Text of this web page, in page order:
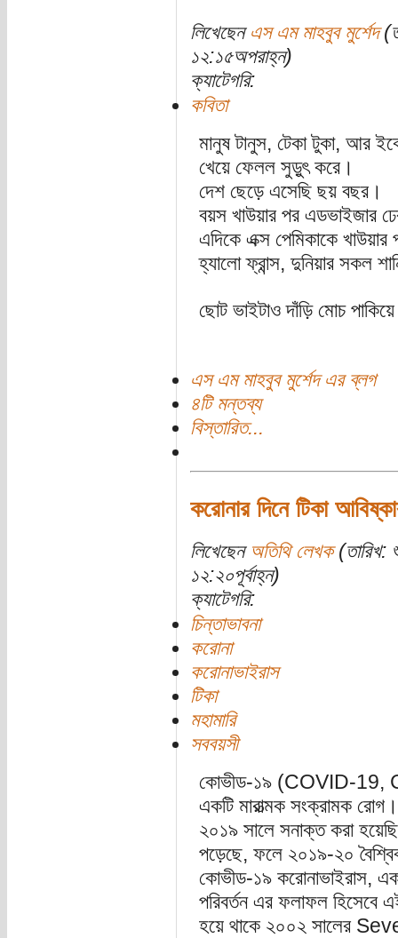
লিখেছেন এস এম মাহবুব মুর্শেদ
১২:১৫অপরাহ্ন)
ক্যাটেগরি:
কবিতা
মানুষ টানুস, টেকা টুকা, আর
খেয়ে ফেলল সুড়ুৎ করে।
দেশ ছেড়ে এসেছি ছয় বছর।
বয়স খাউয়ার পর এডভাইজার
এদিকে এক্স পেমিকাকে খাউয়ার
হ্যালো ফ্রান্স, দুনিয়ার সকল
ছোট ভাইটাও দাঁড়ি মোচ
এস এম মাহবুব মুর্শেদ এর ব্লগ
৪টি মন্তব্য
বিস্তারিত...
করোনার দিনে টিকা
লিখেছেন অতিথি লেখক(তারিখ:
১২:২০পূর্বাহ্ন)
ক্যাটেগরি:
চিন্তাভাবনা
করোনা
করোনাভাইরাস
টিকা
মহামারি
সববয়সী
কোভীড-১৯ (COVID-
একটি মারাত্মক সংক্রামক
২০১৯ সালে সনাক্ত করা
পড়েছে, ফলে ২০১৯-২০
কোভীড-১৯ করোনাভাইরাস, এক
পরিবর্তন এর ফলাফল হিসেবে
হয়ে থাকে ২০০২ সালের